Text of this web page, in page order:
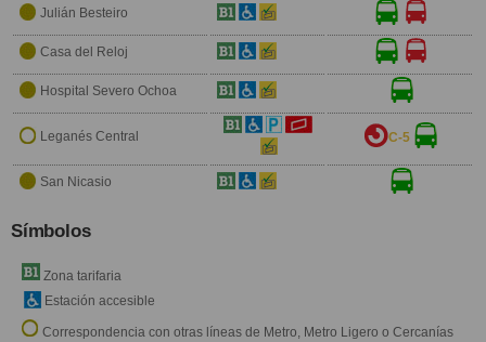
Julián Besteiro
Casa del Reloj
Hospital Severo Ochoa
Leganés Central C-5
San Nicasio
Símbolos
Zona tarifaria
Estación accesible
Correspondencia con otras líneas de Metro, Metro Ligero o Cercanías